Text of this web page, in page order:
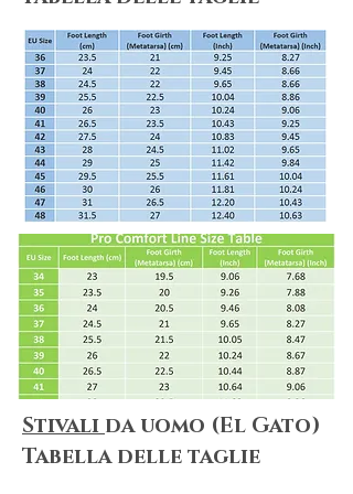
We always do our best to maximize
customer satisfaction. Shopping online
can be puzzling, but no worries! We
summarize everything for you! Please
make sure you take a look at
ourShipping & Delivery Policyand
ourReturn Policyto ensure that our
policies, terms&conditions apply to
your needs.
Stivali da uomo (El Gato)
​Tabella delle taglie